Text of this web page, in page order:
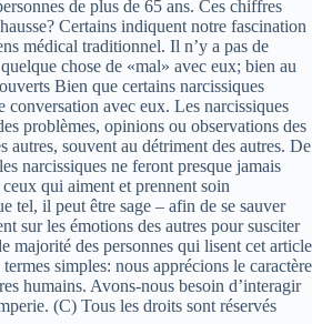
de plus de 65 ans. Ces chiffres
Certains indiquent notre fascination
médical traditionnel. Il n’y a pas de
chose de «mal» avec eux; bien au
Bien que certains narcissiques
conversation avec eux. Les narcissiques
problèmes, opinions ou observations des
souvent au détriment des autres. De
narcissiques ne feront presque jamais
qui aiment et prennent soin
tel, il peut être sage – afin de se sauver
sur les émotions des autres pour susciter
majorité des personnes qui lisent cet article
simples: nous apprécions le caractère
humains. Avons-nous besoin d’interagir
(C) Tous les droits sont réservés